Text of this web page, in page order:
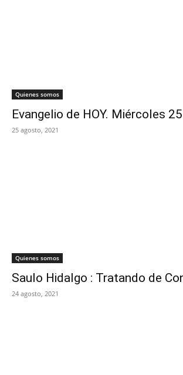
Quienes somos
Evangelio de HOY. Miércoles
25 agosto, 2021
Quienes somos
Saulo Hidalgo : Tratando de
24 agosto, 2021